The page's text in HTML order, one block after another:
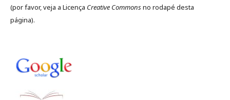
(por favor, veja a Licença Creative Commonsno rodapé desta
página).